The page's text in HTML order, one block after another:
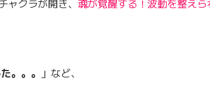
ャクラが開き、 魂が覚醒する！波動を整え
。。。
」など、